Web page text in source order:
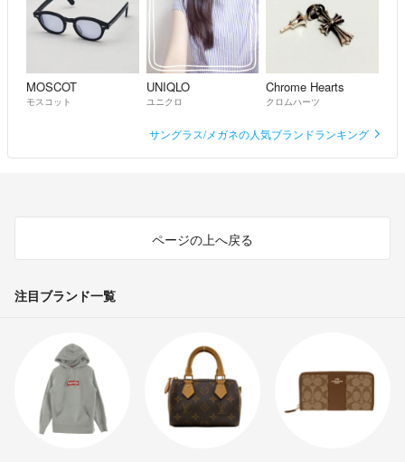
MOSCOT
モスコット
UNIQLO
ユニクロ
Chrome Hearts
クロムハーツ
サングラス/メガネの人気ブランドランキング
ページの上へ戻る
注目ブランド一覧